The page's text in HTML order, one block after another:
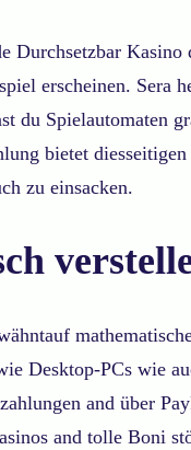
erscheinen. Sera
du
bietet
zu einsacken.
Desktop-PCs wie
and über
and tolle Boni